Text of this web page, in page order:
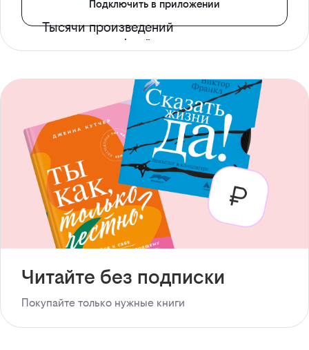
Тысячи произведений
с доступом офлайн
Подключить в приложении
Читайте без подписки
Покупайте только нужные книги